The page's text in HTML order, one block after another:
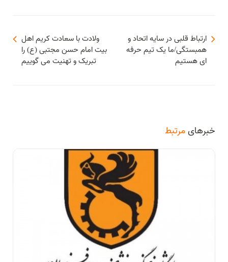
ولادت با سعادت کریم اهل
بیت امام حسن مجتبی (ع) را
تبریک و تهنیت می گوییم
ارتباط قلبی در سایه اتحاد و
همبستگی/ما یک تیم حرفه
ای هستیم
خبرهایمرتبط